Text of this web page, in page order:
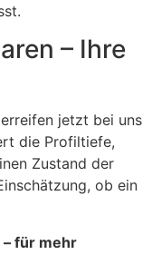
– Ihre
jetzt bei uns
die Profiltiefe,
Zustand der
ob ein
für mehr